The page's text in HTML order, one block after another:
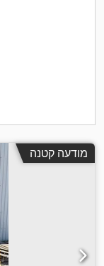
מודעה קטנה